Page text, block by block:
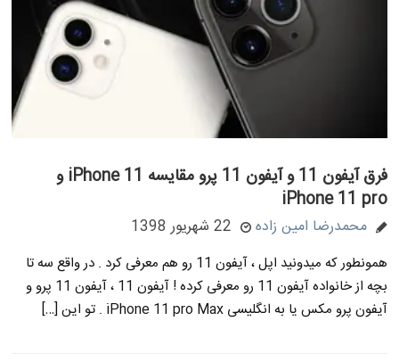
فرق آیفون 11 و آیفون 11 پرو مقایسه iPhone 11 و
iPhone 11 pro
محمدرضا امین زاده 22 شهریور 1398
همونطور که میدونید اپل ، آیفون 11 رو هم معرفی کرد . در واقع سه تا
بچه از خانواده آیفون 11 رو معرفی کرده ! آیفون 11 ، آیفون 11 پرو و
آیفون پرو مکس یا به انگلیسی iPhone 11 pro Max . تو این […]